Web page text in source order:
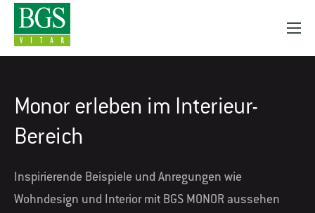
Monor erleben im Interieur-
Bereich
Inspirierende Beispiele und Anregungen wie
Wohndesign und Interior mit BGS MONOR aussehen